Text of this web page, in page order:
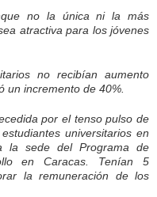
no la única ni la más
atractiva para los jóvenes
no recibían aumento
un incremento de 40%.
por el tenso pulso de
universitarios en
la sede del Programa de
en Caracas. Tenían 5
la remuneración de los